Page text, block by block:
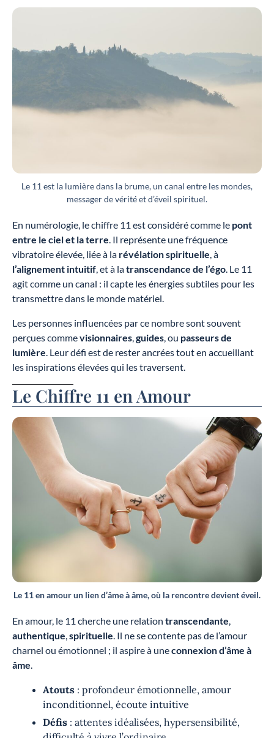
Le 11 est la lumière dans la brume, un canal entre les mondes,
messager de vérité et d’éveil spirituel.
En numérologie, le chiffre 11 est considéré comme le pont
entre le ciel et la terre . Il représente une fréquence
vibratoire élevée, liée à la révélation spirituelle , à
l’alignement intuitif , et à latranscendance de l’égo . Le 11
agit comme un canal : il capte les énergies subtiles pour les
transmettre dans le monde matériel.
Les personnes influencées par ce nombre sont souvent
perçues commevisionnaires guides , ou passeurs de
lumière . Leur défi est de rester ancrées tout en accueillant
les inspirations élevées qui les traversent.
Le Chiffre 11 en Amour
Le 11 en amour un lien d’âme à âme, où la rencontre devient éveil.
En amour, le 11 cherche une relation transcendante,
authentique,spirituelle. Il ne se contente pas de l’amour
charnel ou émotionnel ; il aspire à uneconnexion d’âme à
âme.
Atouts : profondeur émotionnelle, amour
inconditionnel, écoute intuitive
Défis : attentes idéalisées, hypersensibilité,